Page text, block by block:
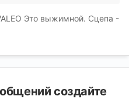
Это выжимной. Сцепа -
создайте